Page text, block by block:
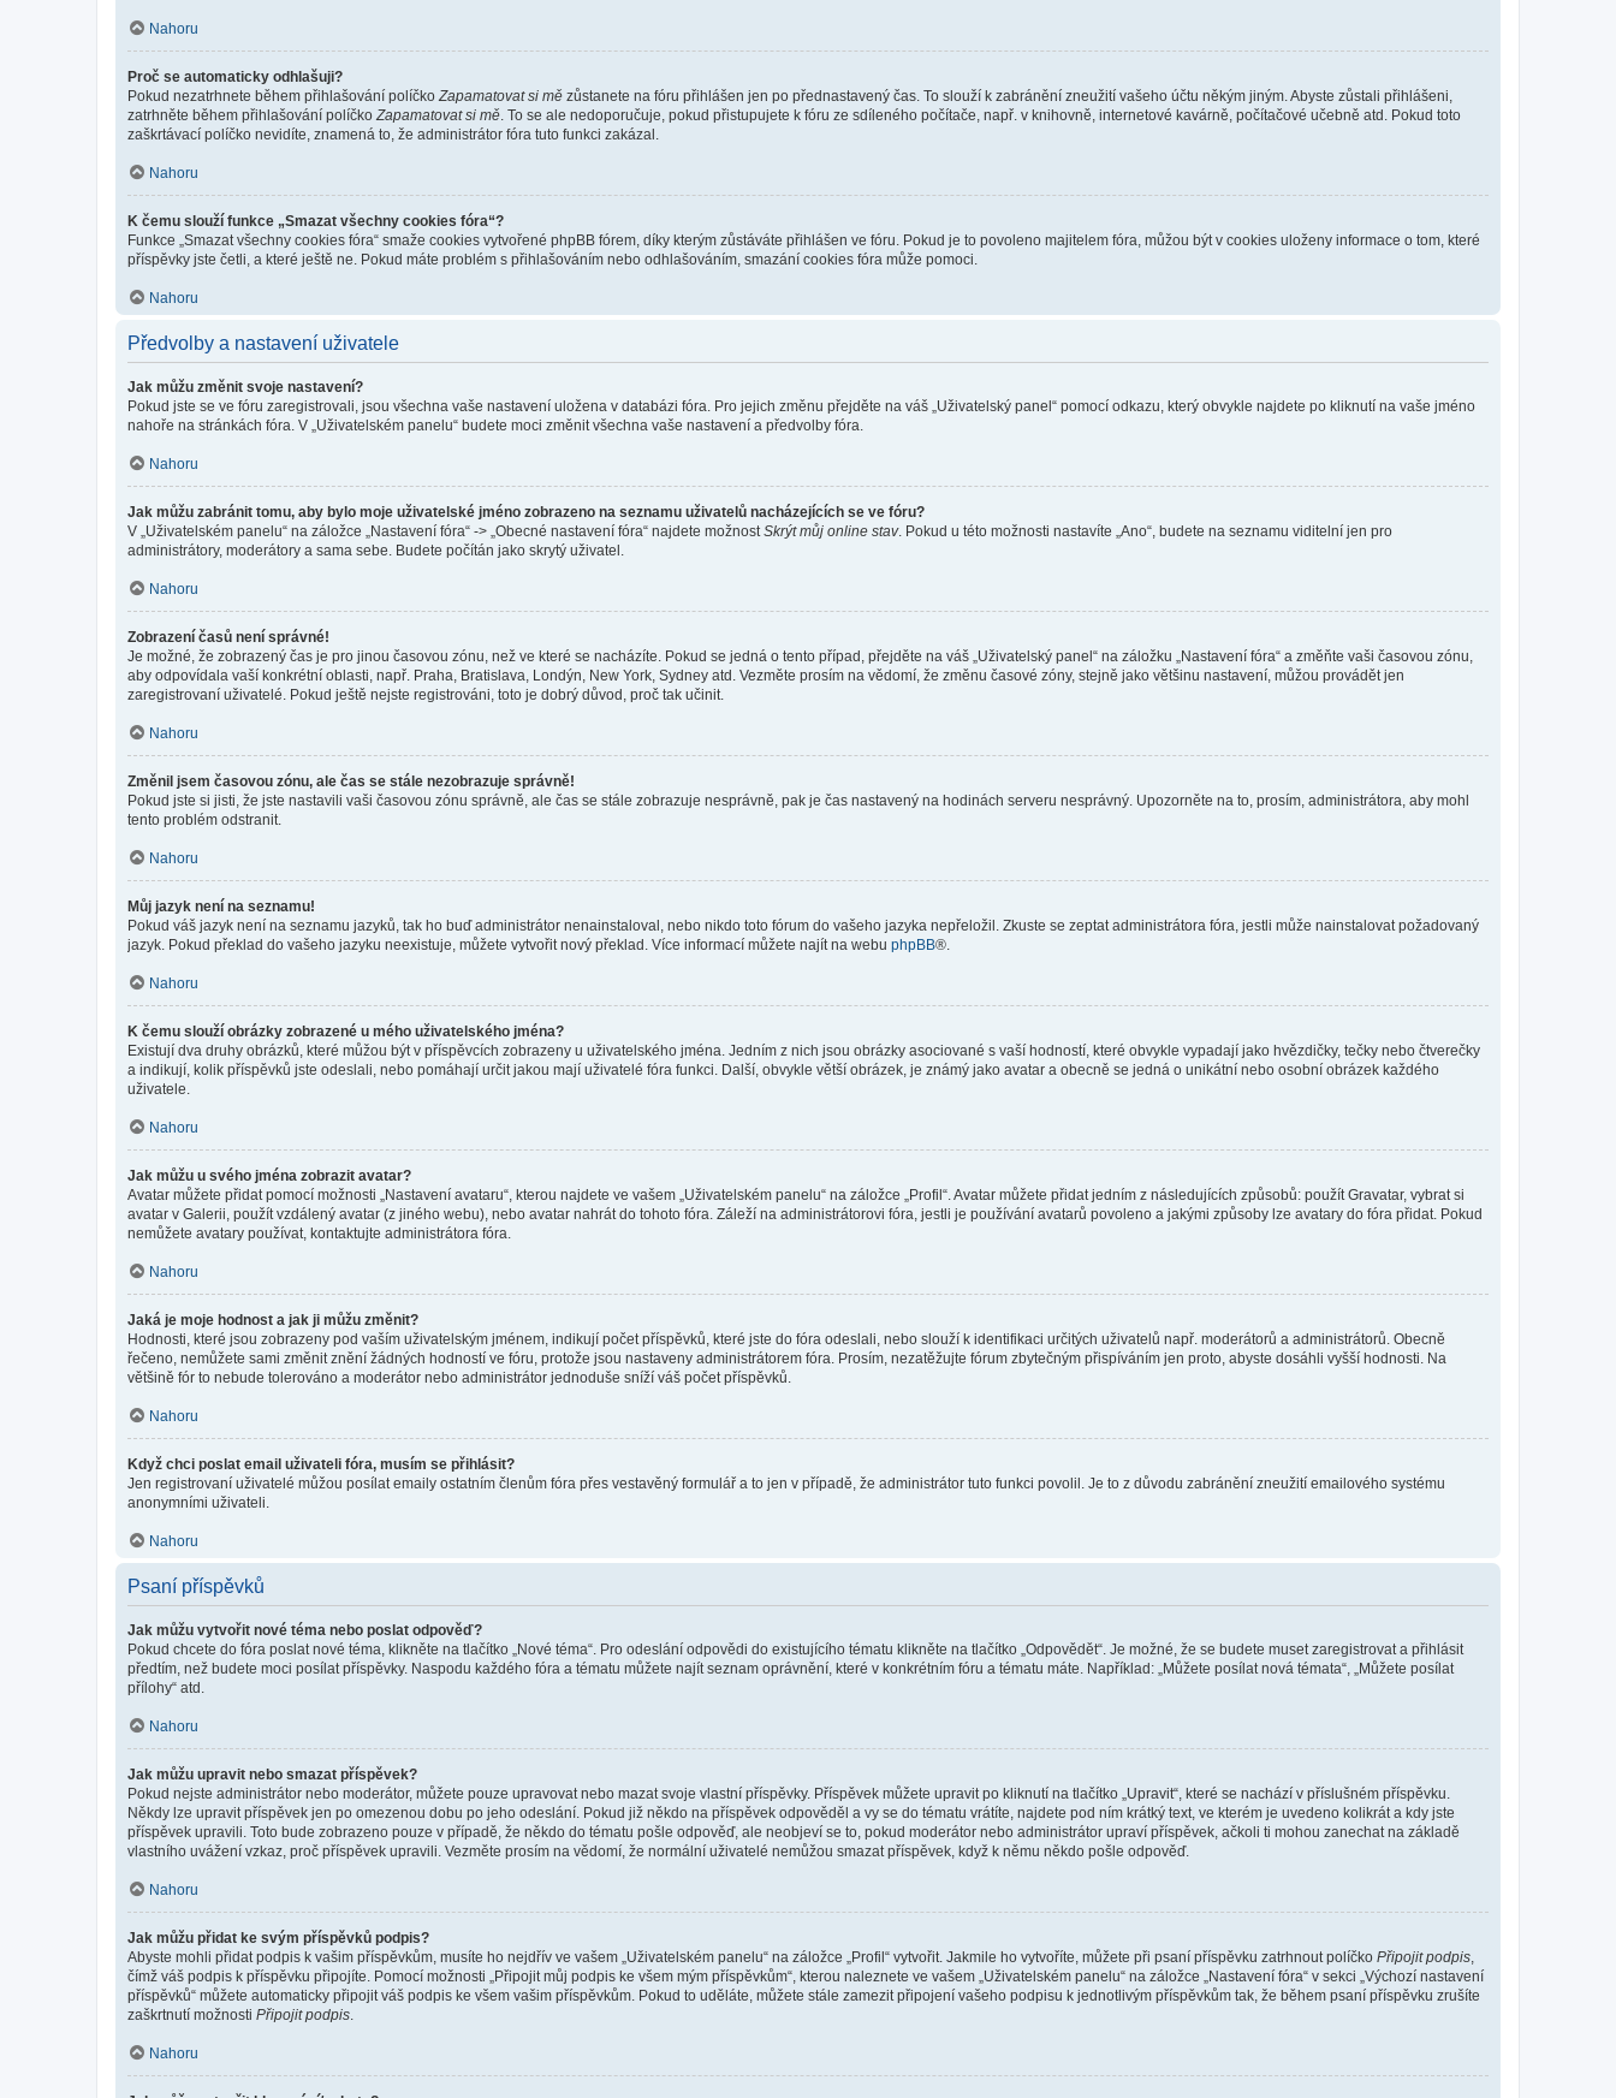
Nahoru
Proč se automaticky odhlašuji?
Pokud nezatrhnete během přihlašování políčko Zapamatovat si mě zůstanete na fóru přihlášen jen po přednastavený čas. To slouží k zabránění zneužití vašeho účtu někým jiným. Abyste zůstali přihlášeni,
zatrhněte během přihlašování políčko Zapamatovat si mě . To se ale nedoporučuje, pokud přistupujete k fóru ze sdíleného počítače, např. v knihovně, internetové kavárně, počítačové učebně atd. Pokud toto
zaškrtávací políčko nevidíte, znamená to, že administrátor fóra tuto funkci zakázal.
Nahoru
K čemu slouží funkce „Smazat všechny cookies fóra“?
Funkce „Smazat všechny cookies fóra“ smaže cookies vytvořené phpBB fórem, díky kterým zůstáváte přihlášen ve fóru. Pokud je to povoleno majitelem fóra, můžou být v cookies uloženy informace o tom, které
příspěvky jste četli, a které ještě ne. Pokud máte problém s přihlašováním nebo odhlašováním, smazání cookies fóra může pomoci.
Nahoru
Předvolby a nastavení uživatele
Jak můžu změnit svoje nastavení?
Pokud jste se ve fóru zaregistrovali, jsou všechna vaše nastavení uložena v databázi fóra. Pro jejich změnu přejděte na váš „Uživatelský panel“ pomocí odkazu, který obvykle najdete po kliknutí na vaše jméno
nahoře na stránkách fóra. V „Uživatelském panelu“ budete moci změnit všechna vaše nastavení a předvolby fóra.
Nahoru
Jak můžu zabránit tomu, aby bylo moje uživatelské jméno zobrazeno na seznamu uživatelů nacházejících se ve fóru?
V „Uživatelském panelu“ na záložce „Nastavení fóra“ -> „Obecné nastavení fóra“ najdete možnost Skrýt můj online stav. Pokud u této možnosti nastavíte „Ano“, budete na seznamu viditelní jen pro
administrátory, moderátory a sama sebe. Budete počítán jako skrytý uživatel.
Nahoru
Zobrazení časů není správné!
Je možné, že zobrazený čas je pro jinou časovou zónu, než ve které se nacházíte. Pokud se jedná o tento případ, přejděte na váš „Uživatelský panel“ na záložku „Nastavení fóra“ a změňte vaši časovou zónu,
aby odpovídala vaší konkrétní oblasti, např. Praha, Bratislava, Londýn, New York, Sydney atd. Vezměte prosím na vědomí, že změnu časové zóny, stejně jako většinu nastavení, můžou provádět jen
zaregistrovaní uživatelé. Pokud ještě nejste registrováni, toto je dobrý důvod, proč tak učinit.
Nahoru
Změnil jsem časovou zónu, ale čas se stále nezobrazuje správně!
Pokud jste si jisti, že jste nastavili vaši časovou zónu správně, ale čas se stále zobrazuje nesprávně, pak je čas nastavený na hodinách serveru nesprávný. Upozorněte na to, prosím, administrátora, aby mohl
tento problém odstranit.
Nahoru
Můj jazyk není na seznamu!
Pokud váš jazyk není na seznamu jazyků, tak ho buď administrátor nenainstaloval, nebo nikdo toto fórum do vašeho jazyka nepřeložil. Zkuste se zeptat administrátora fóra, jestli může nainstalovat požadovaný
jazyk. Pokud překlad do vašeho jazyku neexistuje, můžete vytvořit nový překlad. Více informací můžete najít na webu phpBB®.
Nahoru
K čemu slouží obrázky zobrazené u mého uživatelského jména?
Existují dva druhy obrázků, které můžou být v příspěvcích zobrazeny u uživatelského jména. Jedním z nich jsou obrázky asociované s vaší hodností, které obvykle vypadají jako hvězdičky, tečky nebo čtverečky
a indikují, kolik příspěvků jste odeslali, nebo pomáhají určit jakou mají uživatelé fóra funkci. Další, obvykle větší obrázek, je známý jako avatar a obecně se jedná o unikátní nebo osobní obrázek každého
uživatele.
Nahoru
Jak můžu u svého jména zobrazit avatar?
Avatar můžete přidat pomocí možnosti „Nastavení avataru“, kterou najdete ve vašem „Uživatelském panelu“ na záložce „Profil“. Avatar můžete přidat jedním z následujících způsobů: použít Gravatar, vybrat si
avatar v Galerii, použít vzdálený avatar (z jiného webu), nebo avatar nahrát do tohoto fóra. Záleží na administrátorovi fóra, jestli je používání avatarů povoleno a jakými způsoby lze avatary do fóra přidat. Pokud
nemůžete avatary používat, kontaktujte administrátora fóra.
Nahoru
Jaká je moje hodnost a jak ji můžu změnit?
Hodnosti, které jsou zobrazeny pod vaším uživatelským jménem, indikují počet příspěvků, které jste do fóra odeslali, nebo slouží k identifikaci určitých uživatelů např. moderátorů a administrátorů. Obecně
řečeno, nemůžete sami změnit znění žádných hodností ve fóru, protože jsou nastaveny administrátorem fóra. Prosím, nezatěžujte fórum zbytečným přispíváním jen proto, abyste dosáhli vyšší hodnosti. Na
většině fór to nebude tolerováno a moderátor nebo administrátor jednoduše sníží váš počet příspěvků.
Nahoru
Když chci poslat email uživateli fóra, musím se přihlásit?
Jen registrovaní uživatelé můžou posílat emaily ostatním členům fóra přes vestavěný formulář a to jen v případě, že administrátor tuto funkci povolil. Je to z důvodu zabránění zneužití emailového systému
anonymními uživateli.
Nahoru
Psaní příspěvků
Jak můžu vytvořit nové téma nebo poslat odpověď?
Pokud chcete do fóra poslat nové téma, klikněte na tlačítko „Nové téma“. Pro odeslání odpovědi do existujícího tématu klikněte na tlačítko „Odpovědět“. Je možné, že se budete muset zaregistrovat a přihlásit
předtím, než budete moci posílat příspěvky. Naspodu každého fóra a tématu můžete najít seznam oprávnění, které v konkrétním fóru a tématu máte. Například: „Můžete posílat nová témata“, „Můžete posílat
přílohy“ atd.
Nahoru
Jak můžu upravit nebo smazat příspěvek?
Pokud nejste administrátor nebo moderátor, můžete pouze upravovat nebo mazat svoje vlastní příspěvky. Příspěvek můžete upravit po kliknutí na tlačítko „Upravit“, které se nachází v příslušném příspěvku.
Někdy lze upravit příspěvek jen po omezenou dobu po jeho odeslání. Pokud již někdo na příspěvek odpověděl a vy se do tématu vrátíte, najdete pod ním krátký text, ve kterém je uvedeno kolikrát a kdy jste
příspěvek upravili. Toto bude zobrazeno pouze v případě, že někdo do tématu pošle odpověď, ale neobjeví se to, pokud moderátor nebo administrátor upraví příspěvek, ačkoli ti mohou zanechat na základě
vlastního uvážení vzkaz, proč příspěvek upravili. Vezměte prosím na vědomí, že normální uživatelé nemůžou smazat příspěvek, když k němu někdo pošle odpověď.
Nahoru
Jak můžu přidat ke svým příspěvků podpis?
Abyste mohli přidat podpis k vašim příspěvkům, musíte ho nejdřív ve vašem „Uživatelském panelu“ na záložce „Profil“ vytvořit. Jakmile ho vytvoříte, můžete při psaní příspěvku zatrhnout políčko Připojit podpis
čímž váš podpis k příspěvku připojíte. Pomocí možnosti „Připojit můj podpis ke všem mým příspěvkům“, kterou naleznete ve vašem „Uživatelském panelu“ na záložce „Nastavení fóra“ v sekci „Výchozí nastavení
příspěvků“ můžete automaticky připojit váš podpis ke všem vašim příspěvkům. Pokud to uděláte, můžete stále zamezit připojení vašeho podpisu k jednotlivým příspěvkům tak, že během psaní příspěvku zrušíte
zaškrtnutí možnosti Připojit podpis
Nahoru